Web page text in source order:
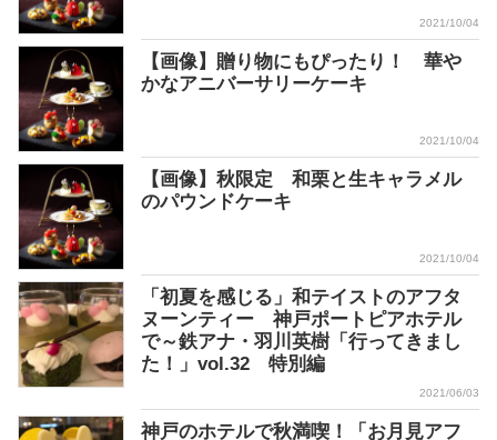
2021/10/04
【画像】贈り物にもぴったり！ 華や
かなアニバーサリーケーキ
2021/10/04
【画像】秋限定 和栗と生キャラメル
のパウンドケーキ
2021/10/04
「初夏を感じる」和テイストのアフタ
ヌーンティー 神戸ポートピアホテル
で～鉄アナ・羽川英樹「行ってきまし
た！」vol.32 特別編
2021/06/03
神戸のホテルで秋満喫！「お月見アフ